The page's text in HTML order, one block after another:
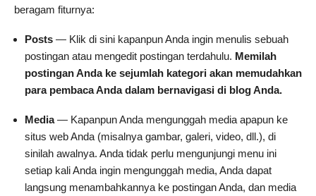
beragam fiturnya:
Posts — Klik di sini kapanpun Anda ingin menulis sebuah
postingan atau mengedit postingan terdahulu. Memilah
postingan Anda ke sejumlah kategori akan memudahkan
para pembaca Anda dalam bernavigasi di blog Anda.
Media— Kapanpun Anda mengunggah media apapun ke
situs web Anda (misalnya gambar, galeri, video, dll.), di
sinilah awalnya. Anda tidak perlu mengunjungi menu ini
setiap kali Anda ingin mengunggah media, Anda dapat
langsung menambahkannya ke postingan Anda, dan media